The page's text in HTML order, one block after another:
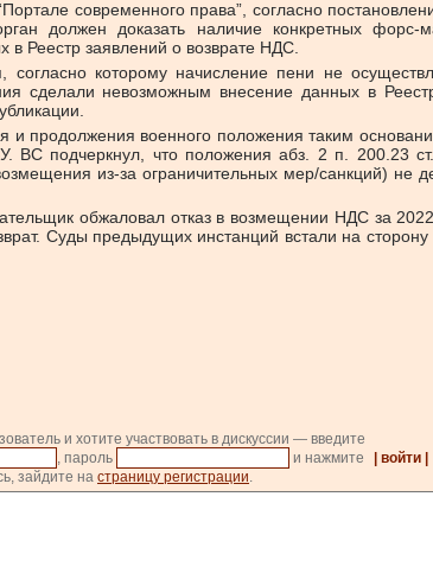
современного права”, согласно
должен доказать наличие конкретных форс-
Реестр заявлений о возврате НДС.
согласно которому начисление пени не
сделали невозможным внесение данных в
и продолжения военного положения таким
ВС подчеркнул, что положения абз. 2 п. 200.23
из-за ограничительных мер/санкций) не
обжаловал отказ в возмещении НДС за
Суды предыдущих инстанций встали на
и хотите участвовать в дискуссии — введите
, пароль и нажмите | войти |
зайдите на страницу регистрации.